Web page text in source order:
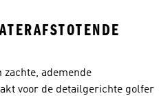
zachte, ademende
voor de detailgerichte golfer